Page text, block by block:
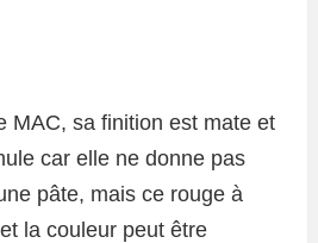
MAC, sa finition est mate et
car elle ne donne pas
pâte, mais ce rouge à
la couleur peut être